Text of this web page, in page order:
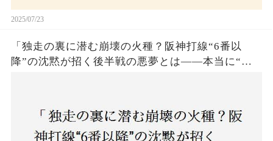
2025/07/23
「独走の裏に潜む崩壊の火種？阪神打線“6番以
降”の沈黙が招く後半戦の悪夢とは——本当に“強